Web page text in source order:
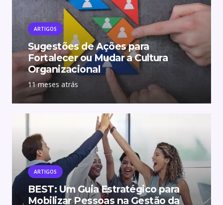
ARTIGOS
Sugestões de Ações para
Fortalecer ou Mudar a Cultura
Organizacional
11 meses atrás
ARTIGOS
BEST: Um Guia Estratégico para
Mobilizar Pessoas na Gestão da